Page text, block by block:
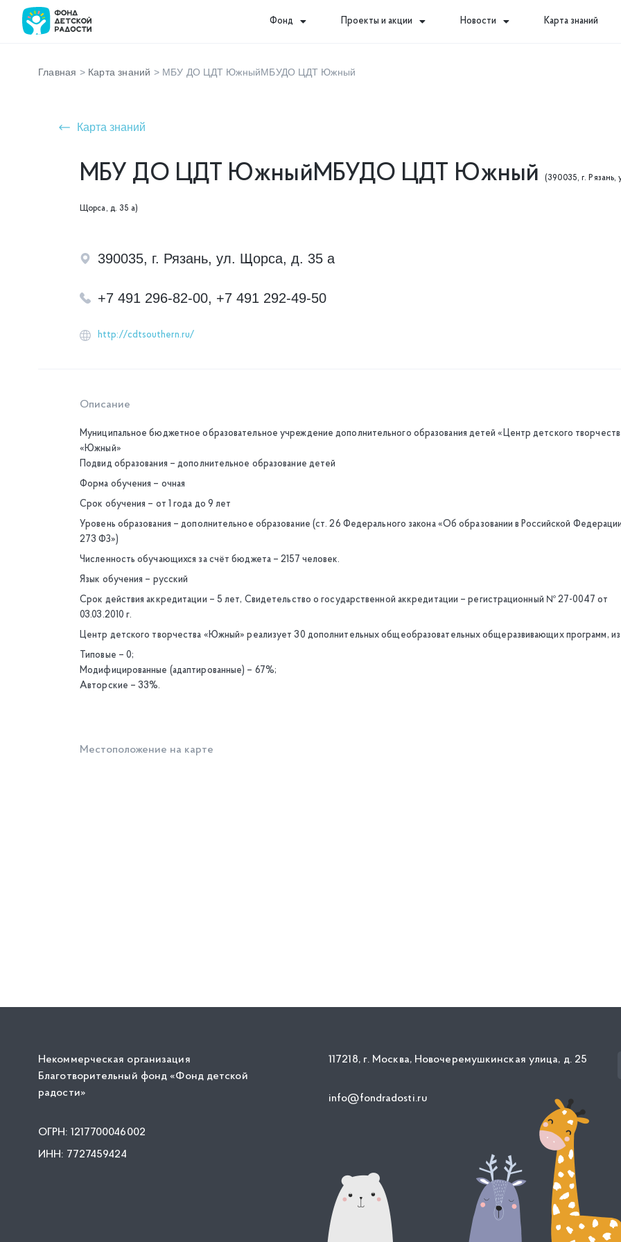
Фонд Проекты и акции Новости Карта знаний
Главная > Карта знаний > МБУ ДО ЦДТ ЮжныйМБУДО ЦДТ Южный
Карта знаний
МБУ ДО ЦДТ ЮжныйМБУДО ЦДТ Южный(390035, г. Рязань,
Щорса, д. 35 а)
390035, г. Рязань, ул. Щорса, д. 35 а
+7 491 296-82-00, +7 491 292-49-50
http://cdtsouthern.ru/
Описание
Муниципальное бюджетное образовательное учреждение дополнительного образования детей «Центр детского
«Южный»
Подвид образования – дополнительное образование детей
Форма обучения – очная
Срок обучения – от 1 года до 9 лет
Уровень образования – дополнительное образование (ст. 26 Федерального закона «Об образовании в Российской
273 ФЗ»)
Численность обучающихся за счёт бюджета – 2157 человек.
Язык обучения – русский
Срок действия аккредитации – 5 лет, Свидетельство о государственной аккредитации – регистрационный № 27-0047 от
03.03.2010 г.
Центр детского творчества «Южный» реализует 30 дополнительных общеобразовательных общеразвивающих программ, из
Типовые – 0;
Модифицированные (адаптированные) – 67%;
Авторские – 33%.
Местоположение на карте
Некоммерческая организация
Благотворительный фонд «Фонд детской
радости»
ОГРН: 1217700046002
ИНН: 7727459424
117218, г. Москва, Новочеремушкинская улица, д. 25
info@fondradosti.ru